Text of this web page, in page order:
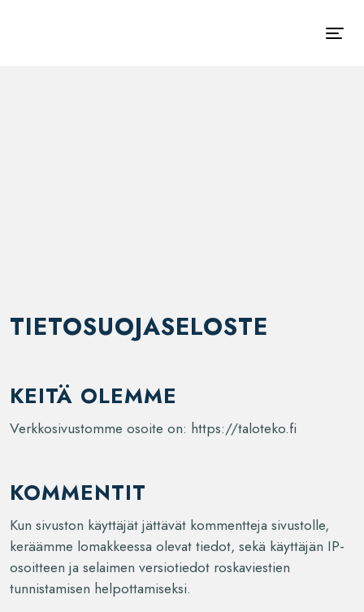
TIETOSUOJASELOSTE
KEITÄ OLEMME
Verkkosivustomme osoite on: https://taloteko.fi
KOMMENTIT
Kun sivuston käyttäjät jättävät kommentteja sivustolle,
keräämme lomakkeessa olevat tiedot, sekä käyttäjän IP-
osoitteen ja selaimen versiotiedot roskaviestien
tunnistamisen helpottamiseksi.